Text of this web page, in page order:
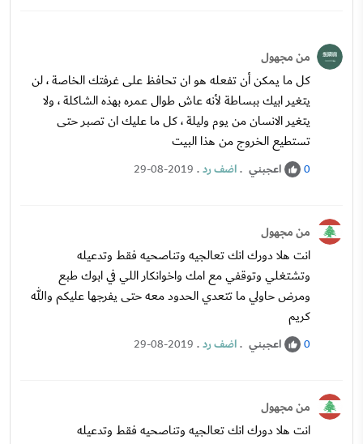
من مجهول
كل ما يمكن أن تفعله هو ان تحافظ على غرفتك الخاصة ، لن
يتغير ابيك ببساطة لأنه عاش طوال عمره بهذه الشاكلة ، ولا
يتغير الانسان من يوم وليلة ، كل ما عليك ان تصبر حتى
تستطيع الخروج من هذا البيت
0 اعجبني .اضف رد.
29-08-2019
من مجهول
انت هلا دورك انك تعالجيه وتناصحيه فقط وتدعيله
وتشتغلي وتوقفي مع امك واخوانكار اللي في ابوك طبع
ومرض حاولي ما تتعدي الحدود معه حتى يفرجها عليكم والله
كريم
0 اعجبني .اضف رد.
29-08-2019
من مجهول
انت هلا دورك انك تعالجيه وتناصحيه فقط وتدعيله